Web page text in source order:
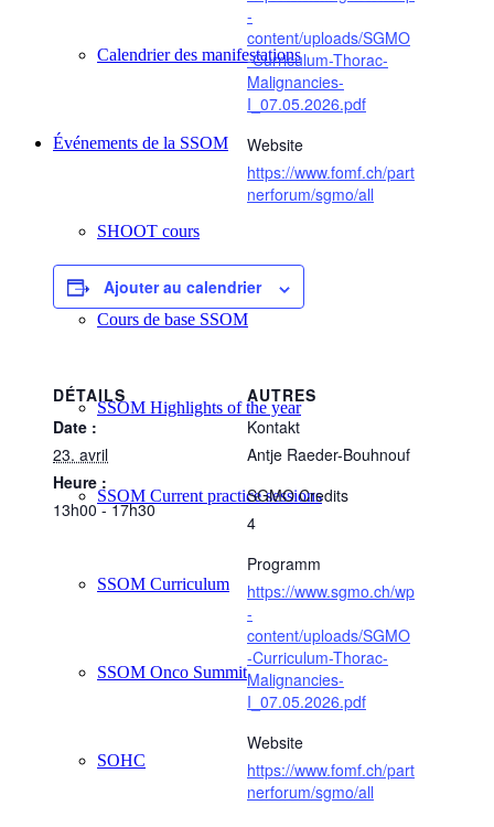
Calendrier des manifestations
Événements de la SSOM
SHOOT cours
Cours de base SSOM
SSOM Highlights of the year
SSOM Current practice sessions
SSOM Curriculum
SSOM Onco Summit
SOHC
-
content/uploads/SGMO
-Curriculum-Thorac-
Malignancies-
I_07.05.2026.pdf
Website
https://www.fomf.ch/part
nerforum/sgmo/all
Ajouter au calendrier
DÉTAILS
Date :
23. avril
Heure :
13h00 - 17h30
AUTRES
Kontakt
Antje Raeder-Bouhnouf
SGMO Credits
4
Programm
https://www.sgmo.ch/wp
-
content/uploads/SGMO
-Curriculum-Thorac-
Malignancies-
I_07.05.2026.pdf
Website
https://www.fomf.ch/part
nerforum/sgmo/all